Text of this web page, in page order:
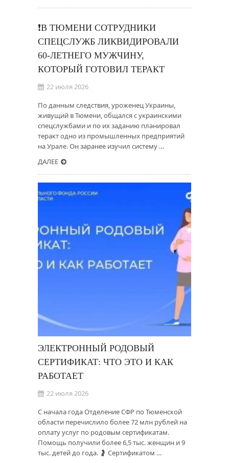
❗️В ТЮМЕНИ СОТРУДНИКИ
СПЕЦСЛУЖБ ЛИКВИДИРОВАЛИ
60-ЛЕТНЕГО МУЖЧИНУ,
КОТОРЫЙ ГОТОВИЛ ТЕРАКТ
22 июля 2026
По данным следствия, уроженец Украины,
живущий в Тюмени, общался с украинскими
спецслужбами и по их заданию планировал
теракт одно из промышленных предприятий
на Урале. Он заранее изучил систему …
ДАЛЕЕ
ЭЛЕКТРОННЫЙ РОДОВЫЙ
СЕРТИФИКАТ: ЧТО ЭТО И КАК
РАБОТАЕТ
22 июля 2026
С начала года Отделение СФР по Тюменской
области перечислило более 72 млн рублей на
оплату услуг по родовым сертификатам.
Помощь получили более 6,5 тыс. женщин и 9
тыс. детей до года. 🤰 Сертификатом …